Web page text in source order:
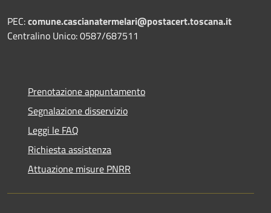
PEC:comune.cascianatermelari@postacert.toscana.it
Centralino Unico: 0587/687511
Prenotazione appuntamento
Segnalazione disservizio
Leggi le FAQ
Richiesta assistenza
Attuazione misure PNRR